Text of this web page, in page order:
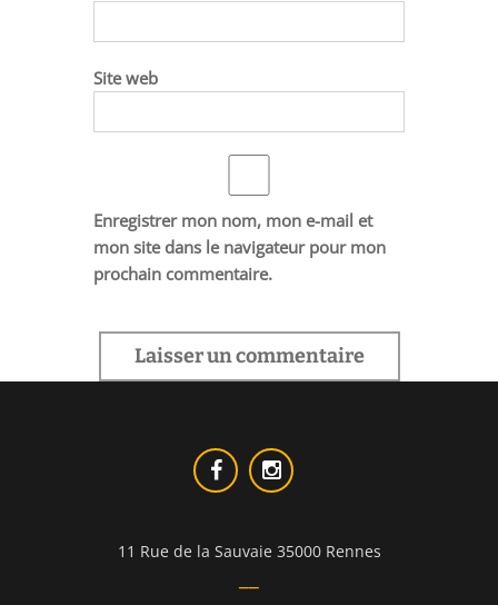
Site web
Enregistrer mon nom, mon e-mail et
mon site dans le navigateur pour mon
prochain commentaire.
11 Rue de la Sauvaie 35000 Rennes